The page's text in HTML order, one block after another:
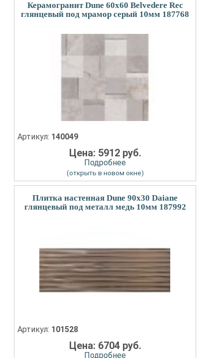
Керамогранит Dune 60x60 Belvedere Rec
глянцевый под мрамор серый 10мм 187768
Артикул: 140049
Цена: 5912 руб.
Подробнее
(открыть в новом окне)
Плитка настенная Dune 90x30 Daiane
глянцевый под металл медь 10мм 187992
Артикул: 101528
Цена: 6704 руб.
Подробнее